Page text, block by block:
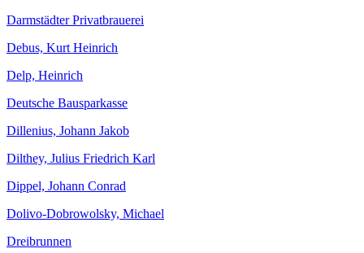
Darmstädter Privatbrauerei
Debus, Kurt Heinrich
Delp, Heinrich
Deutsche Bausparkasse
Dillenius, Johann Jakob
Dilthey, Julius Friedrich Karl
Dippel, Johann Conrad
Dolivo-Dobrowolsky, Michael
Dreibrunnen